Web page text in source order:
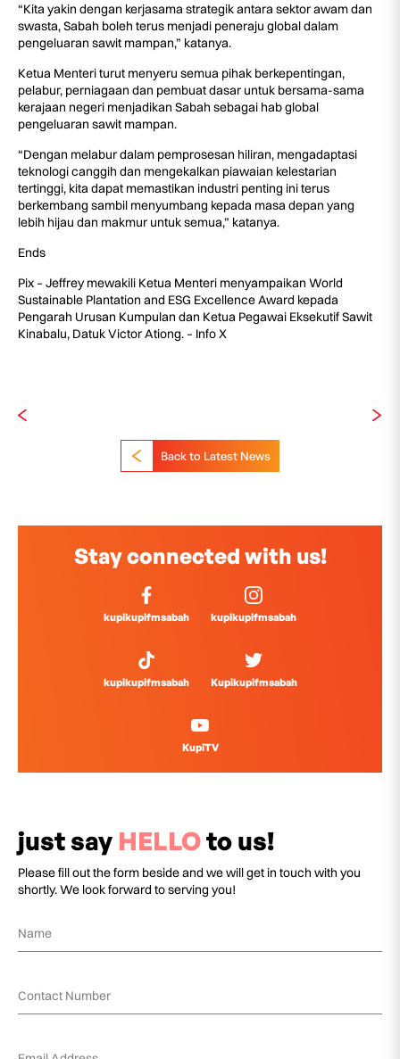
“Kita yakin dengan kerjasama strategik antara sektor awam dan
swasta, Sabah boleh terus menjadi peneraju global dalam
pengeluaran sawit mampan,” katanya.
Ketua Menteri turut menyeru semua pihak berkepentingan,
pelabur, perniagaan dan pembuat dasar untuk bersama-sama
kerajaan negeri menjadikan Sabah sebagai hab global
pengeluaran sawit mampan.
“Dengan melabur dalam pemprosesan hiliran, mengadaptasi
teknologi canggih dan mengekalkan piawaian kelestarian
tertinggi, kita dapat memastikan industri penting ini terus
berkembang sambil menyumbang kepada masa depan yang
lebih hijau dan makmur untuk semua,” katanya.
Ends
Pix – Jeffrey mewakili Ketua Menteri menyampaikan World
Sustainable Plantation and ESG Excellence Award kepada
Pengarah Urusan Kumpulan dan Ketua Pegawai Eksekutif Sawit
Kinabalu, Datuk Victor Ationg. – Info X
Back to Latest News
Stay connected with us!
kupikupifmsabah kupikupifmsabah
kupikupifmsabah Kupikupifmsabah
KupiTV
just say HELLOto us!
Please fill out the form beside and we will get in touch with you
shortly. We look forward to serving you!